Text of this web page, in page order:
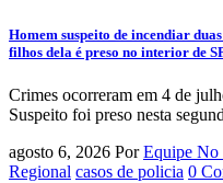
Homem suspeito de incendiar
filhos dela é preso no interior de
Crimes ocorreram em 4 de
Suspeito foi preso nesta
agosto 6, 2026 Por Equipe No
Regional casos de policia 0